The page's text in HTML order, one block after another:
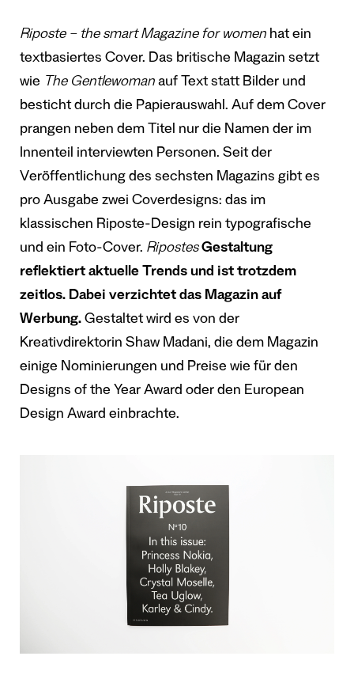
Riposte – the smart Magazine for women hat ein
textbasiertes Cover. Das britische Magazin setzt
wie The Gentlewoman auf Text statt Bilder und
besticht durch die Papierauswahl. Auf dem Cover
prangen neben dem Titel nur die Namen der im
Innenteil interviewten Personen. Seit der
Veröffentlichung des sechsten Magazins gibt es
pro Ausgabe zwei Coverdesigns: das im
klassischen Riposte-Design rein typografische
und ein Foto-Cover. RipostesGestaltung
reflektiert aktuelle Trends und ist trotzdem
zeitlos. Dabei verzichtet das Magazin auf
Werbung. Gestaltet wird es von der
Kreativdirektorin Shaw Madani, die dem Magazin
einige Nominierungen und Preise wie für den
Designs of the Year Award oder den European
Design Award einbrachte.